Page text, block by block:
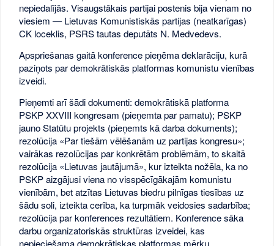
nepiedalījās. Visaugstākais partijai postenis bija vienam no
viesiem — Lietuvas Komunistiskās partijas (neatkarīgas)
CK loceklis, PSRS tautas deputāts N. Medvedevs.
Apspriešanas gaitā konference pieņēma deklarāciju, kurā
paziņots par demokrātiskās platformas komunistu vienības
izveidi.
Pieņemti arī šādi dokumenti: demokrātiskā platforma
PSKP XXVIII kongresam (pieņemta par pamatu); PSKP
jauno Statūtu projekts (pieņemts kā darba dokuments);
rezolūcija «Par tiešām vēlēšanām uz partijas kongresu»;
vairākas rezolūcijas par konkrētām problēmām, to skaitā
rezolūcija «Lietuvas jautājumā», kur izteikta nožēla, ka no
PSKP aizgājusi viena no visspēcīgākajām komunistu
vienībām, bet atzītas Lietuvas biedru pilnīgas tiesības uz
šādu soli, izteikta cerība, ka turpmāk veidosies sadarbība;
rezolūcija par konferences rezultātiem. Konference sāka
darbu organizatoriskās struktūras izveidei, kas
nepieciešama demokrātiskas platformas mērķu